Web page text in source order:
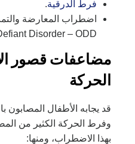
فرط الدرقية.
Disorder – ODD).
مضاعفات قصور
الحركة
قد يجابه الأطفال المصابون
وفرط الحركة الكثير من
بهذا الاضطراب، ومنها: